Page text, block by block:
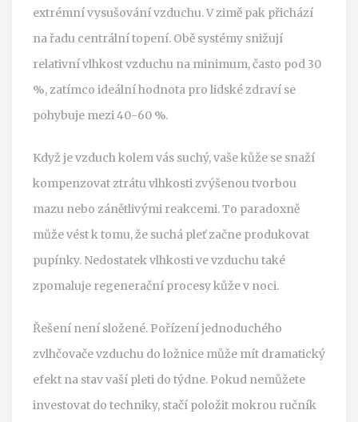
extrémní vysušování vzduchu. V zimě pak přichází
na řadu centrální topení. Obě systémy snižují
relativní vlhkost vzduchu na minimum, často pod 30
%, zatímco ideální hodnota pro lidské zdraví se
pohybuje mezi 40-60 %.
Když je vzduch kolem vás suchý, vaše kůže se snaží
kompenzovat ztrátu vlhkosti zvýšenou tvorbou
mazu nebo zánětlivými reakcemi. To paradoxně
může vést k tomu, že suchá pleť začne produkovat
pupínky. Nedostatek vlhkosti ve vzduchu také
zpomaluje regenerační procesy kůže v noci.
Řešení není složené. Pořízení jednoduchého
zvlhčovače vzduchu do ložnice může mít dramatický
efekt na stav vaší pleti do týdne. Pokud nemůžete
investovat do techniky, stačí položit mokrou ručník